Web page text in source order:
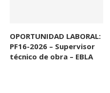
OPORTUNIDAD LABORAL:
PF16-2026 – Supervisor
técnico de obra – EBLA